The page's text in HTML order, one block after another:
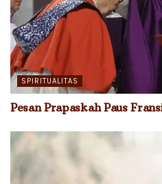
SPIRITUALITAS
Pesan Prapaskah Paus